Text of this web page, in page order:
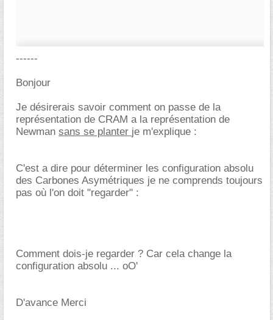
------
Bonjour
Je désirerais savoir comment on passe de la
représentation de CRAM a la représentation de
Newman sans se planter je m'explique :
C'est a dire pour déterminer les configuration absolu
des Carbones Asymétriques je ne comprends toujours
pas où l'on doit "regarder" :
Comment dois-je regarder ? Car cela change la
configuration absolu ... oO'
D'avance Merci